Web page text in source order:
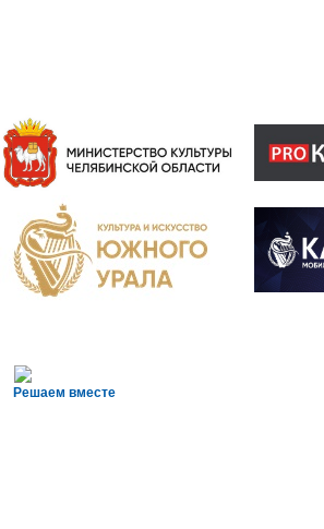
Решаем вместе